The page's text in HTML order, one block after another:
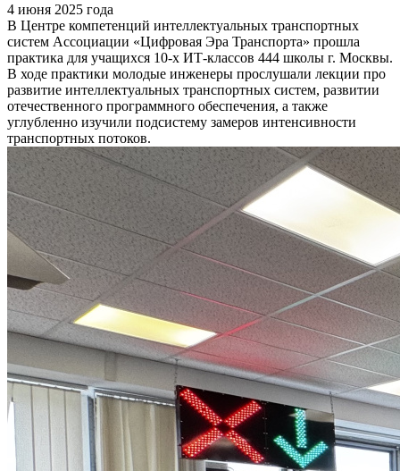
4 июня 2025 года
В Центре компетенций интеллектуальных транспортных
систем Ассоциации «Цифровая Эра Транспорта» прошла
практика для учащихся 10-х ИТ-классов 444 школы г. Москвы.
В ходе практики молодые инженеры прослушали лекции про
развитие интеллектуальных транспортных систем, развитии
отечественного программного обеспечения, а также
углубленно изучили подсистему замеров интенсивности
транспортных потоков.